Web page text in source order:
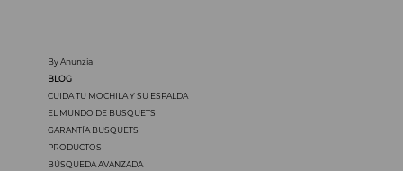
By Anunzia
BLOG
CUIDA TU MOCHILA Y SU ESPALDA
EL MUNDO DE BUSQUETS
GARANTÍA BUSQUETS
PRODUCTOS
BÚSQUEDA AVANZADA